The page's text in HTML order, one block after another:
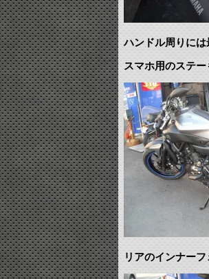
ハンドル周りに
スマホ用のステ
リアのインナー